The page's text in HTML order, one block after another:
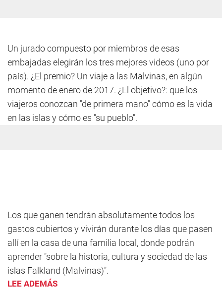
Un jurado compuesto por miembros de esas
embajadas elegirán los tres mejores videos (uno por
país). ¿El premio? Un viaje a las Malvinas, en algún
momento de enero de 2017. ¿El objetivo?: que los
viajeros conozcan "de primera mano" cómo es la vida
en las islas y cómo es "su pueblo".
Los que ganen tendrán absolutamente todos los
gastos cubiertos y vivirán durante los días que pasen
allí en la casa de una familia local, donde podrán
aprender "sobre la historia, cultura y sociedad de las
islas Falkland (Malvinas)".
LEE ADEMÁS